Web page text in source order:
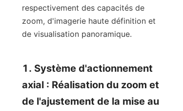
respectivement des capacités de
zoom, d'imagerie haute définition et
de visualisation panoramique.
1. Système d'actionnement
axial : Réalisation du zoom et
de l'ajustement de la mise au